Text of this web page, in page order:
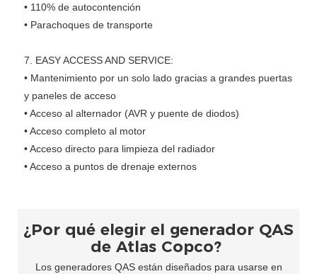
• 110% de autocontención
• Parachoques de transporte
7. EASY ACCESS AND SERVICE:
• Mantenimiento por un solo lado gracias a grandes puertas
y paneles de acceso
•Acceso al alternador (AVR y puente de diodos)
•Acceso completo al motor
•Acceso directo para limpieza del radiador
•Acceso a puntos de drenaje externos
¿Por qué elegir el generador QAS
de Atlas Copco?
Los generadores QAS están diseñados para usarse en